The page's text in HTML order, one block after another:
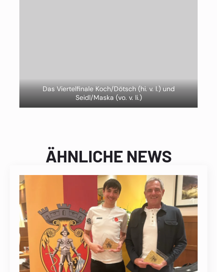
Das Viertelfinale Koch/Dötsch (hi. v. l.) und
Seidl/Maska (vo. v. li.)
ÄHNLICHE NEWS